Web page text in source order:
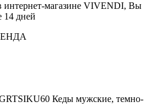
интернет-магазине VIVENDI, Вы
14 дней
Кеды мужские, темно-